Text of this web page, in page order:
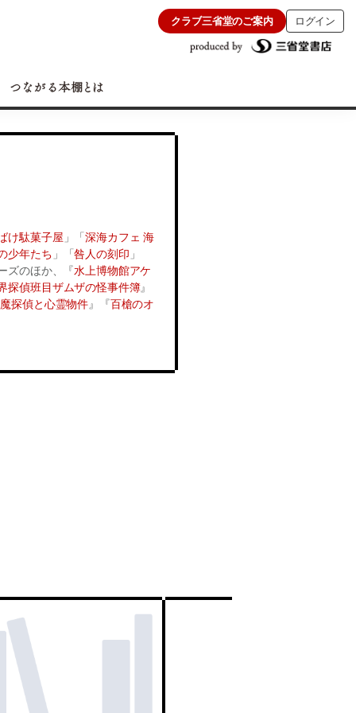
クラブ三省堂のご案内 ログイン
け駄菓子屋 」「深海カフェ 海
少年たち 」「咎人の刻印 」
ズのほか、『水上博物館アケ
探偵班目ザムザの怪事件簿』
探偵と心霊物件』『百槍のオ